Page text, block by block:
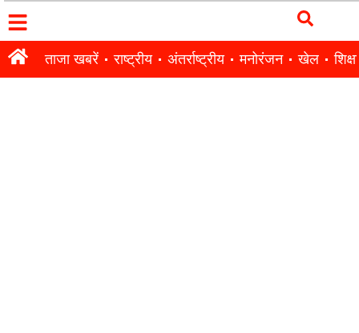
ताजा खबरें राष्ट्रीय अंतर्राष्ट्रीय मनोरंजन खेल शिक्षा